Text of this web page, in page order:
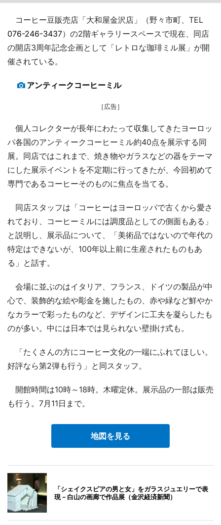
コーヒー豆販売店「大和屋金沢店」（野々市町、TEL
076-246-3437）の2階ギャラリースペースで現在、同店
の開店3周年記念企画として「レトロな珈琲ミル展」が開
催されている。
アンティークコーヒーミル
［広告］
個人コレクターが長年にわたって収集してきたヨーロッ
パ各国のアンティークコーヒーミル約40点を展示する同
展。同店ではこれまで、焼き物やガラスなどの器をテーマ
にした展示イベントを不定期に行ってきたが、今回初めて
専門であるコーヒーそのものに焦点を当てる。
同店スタッフは「コーヒーはヨーロッパで古くから愛さ
れており、コーヒーミルには調度品としての側面もある」
と説明し、展示品について、「美術品ではないので年代の
特定はできないが、100年以上前に生産されたものもあ
る」と話す。
会場に並ぶのはイタリア、フランス、ドイツの製品が中
心で、装飾的な絵や彫金を施したもの、赤や緑など鮮やか
なカラーで彩ったものなど、デザインに工夫を凝らしたも
のが多い。中には日本では見られない壁掛け式も。
「たくさんの方にコーヒー文化の一端にふれてほしい。
好評なら第2弾も行う」と同スタッフ。
開館時間は10時～18時。木曜定休。展示品の一部は販売
も行う。7月11日まで。
地図を見る
「シェイクスピアの男と女」をガラスジュエリーで表
現－白山の画廊で作品展（金沢経済新聞）